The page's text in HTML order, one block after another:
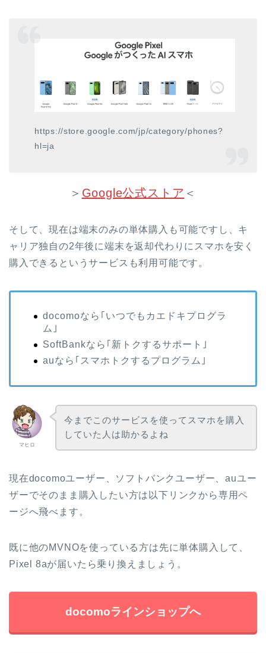
https://store.google.com/jp/category/phones?
hl=ja
＞ Google公式ストア ＜
そして、現在は端末のみの単体購入も可能ですし、キ
ャリア独自の2年後に端末を返却代わりにスマホを安く
購入できるというサービスも利用可能です。
docomoなら｢いつでもカエドキプログラ
ム｣
SoftBankなら｢新トクするサポート｣
auなら｢スマホトクするプログラム｣
マヒロ
今までこのサービスを使ってスマホを購入
していた人は助かるよね
現在docomoユーザー、ソフトバンクユーザー、auユー
ザーでそのまま購入したい方は以下リンクから専用ペ
ージへ飛べます。
既に他のMVNOを使っている方は先に単体購入して、
Pixel 8aが届いたら乗り換えましょう。
docomoラインショップへ